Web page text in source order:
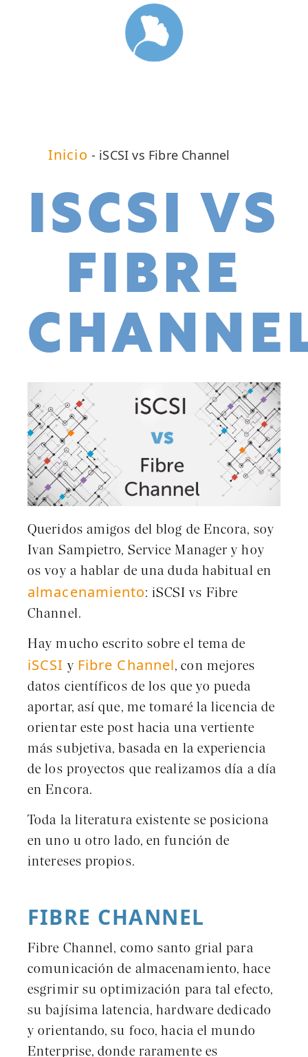
Inicio - iSCSI vs Fibre Channel
ISCSI VS
FIBRE
Queridos amigos del blog de Encora, soy
Ivan Sampietro, Service Manager y hoy
os voy a hablar de una duda habitual en
almacenamiento: iSCSI vs Fibre
Channel.
Hay mucho escrito sobre el tema de
iSCSI y Fibre Channel, con mejores
datos científicos de los que yo pueda
aportar, así que, me tomaré la licencia de
orientar este post hacia una vertiente
más subjetiva, basada en la experiencia
de los proyectos que realizamos día a día
en Encora.
Toda la literatura existente se posiciona
en uno u otro lado, en función de
intereses propios.
FIBRE CHANNEL
Fibre Channel, como santo grial para
comunicación de almacenamiento, hace
esgrimir su optimización para tal efecto,
su bajísima latencia, hardware dedicado
y orientando, su foco, hacia el mundo
Enterprise, donde raramente es